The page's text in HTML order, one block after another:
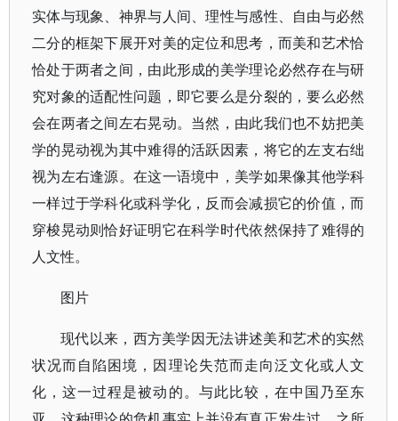
实体与现象、神界与人间、理性与感性、自由与必然
二分的框架下展开对美的定位和思考，而美和艺术恰
恰处于两者之间，由此形成的美学理论必然存在与研
究对象的适配性问题，即它要么是分裂的，要么必然
会在两者之间左右晃动。当然，由此我们也不妨把美
学的晃动视为其中难得的活跃因素，将它的左支右绌
视为左右逢源。在这一语境中，美学如果像其他学科
一样过于学科化或科学化，反而会减损它的价值，而
穿梭晃动则恰好证明它在科学时代依然保持了难得的
人文性。
图片
现代以来，西方美学因无法讲述美和艺术的实然
状况而自陷困境，因理论失范而走向泛文化或人文
化，这一过程是被动的。与此比较，在中国乃至东